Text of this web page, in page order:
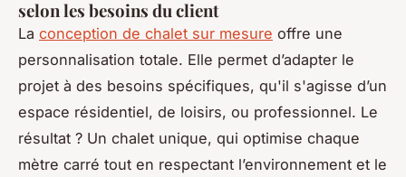
selon les besoins du client
La conception de chalet sur mesure offre une
personnalisation totale. Elle permet d’adapter le
projet à des besoins spécifiques, qu'il s'agisse d’un
espace résidentiel, de loisirs, ou professionnel. Le
résultat ? Un chalet unique, qui optimise chaque
mètre carré tout en respectant l’environnement et le